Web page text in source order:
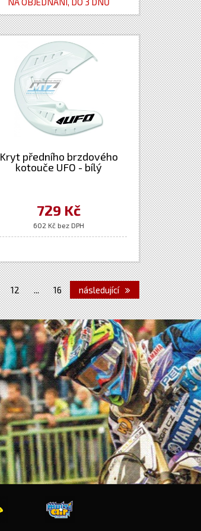
Kryt předního brzdového
kotouče UFO - bílý
729 Kč
602 Kč bez DPH
12 ... 16 následující